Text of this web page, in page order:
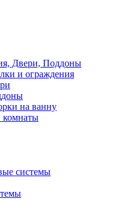
Двери, Поддоны
и ограждения
на ванну
комнаты
системы